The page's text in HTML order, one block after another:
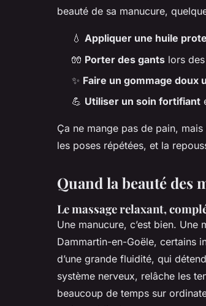
beauté de sa manucure,
💧 Appliquer une huile
🧤 Porter des gants lors
✨ Faire un gommage doux
💪 Utiliser un soin fortifiant
Ça ne mange pas de pain,
les poses répétées, et la
Quand la beauté des
Le massage relaxant,
Une manucure, c’est bien. Une
Dammartin-en-Goële, certains
d’une grande fluidité, qui
système nerveux, relâche les
beaucoup de temps sur